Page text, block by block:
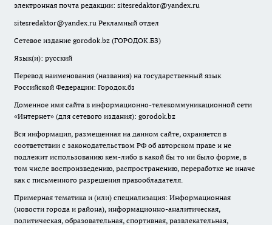
электронная почта редакции: sitesredaktor@yandex.ru
sitesredaktor@yandex.ru Рекламный отдел
Сетевое издание gorodok.bz (ГОРОДОК.БЗ)
Язык(и): русский
Перевод наименования (названия) на государственный язык
Российской Федерации: Городок.бз
Доменное имя сайта в информационно-телекоммуникационной сети
«Интернет» (для сетевого издания): gorodok.bz
Вся информация, размещенная на данном сайте, охраняется в
соответствии с законодательством РФ об авторском праве и не
подлежит использованию кем-либо в какой бы то ни было форме, в
том числе воспроизведению, распространению, переработке не иначе
как с письменного разрешения правообладателя.
Примерная тематика и (или) специализация: Информационная
(новости города и района), информационно-аналитическая,
политическая, образовательная, спортивная, развлекательная,